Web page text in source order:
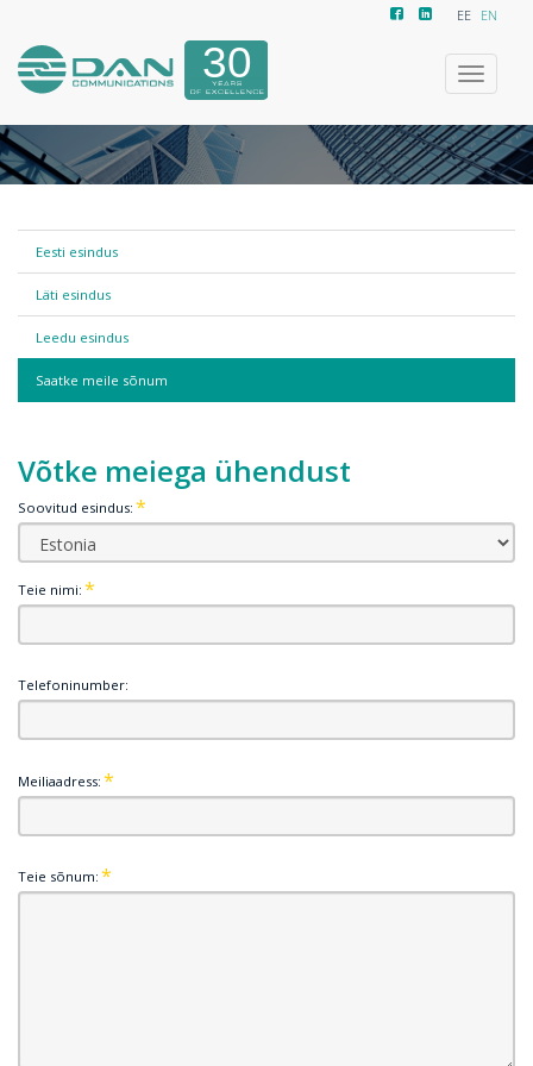
EE EN
Eesti esindus
Läti esindus
Leedu esindus
Saatke meile sõnum
Võtke meiega ühendust
Soovitud esindus:
Teie nimi:
Telefoninumber:
Meiliaadress:
Teie sõnum: